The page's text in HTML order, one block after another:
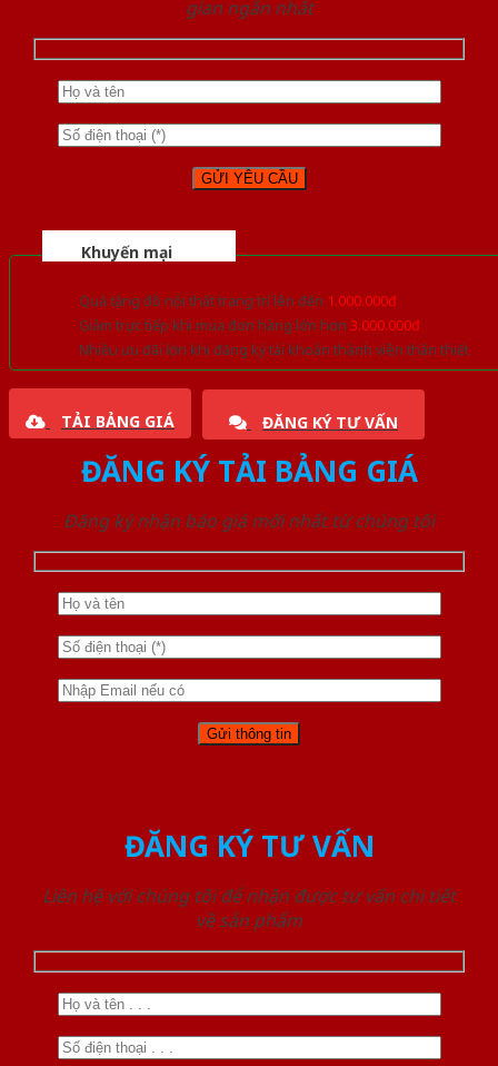
gian ngắn nhất
Khuyến mại
Quà tặng đồ nội thất trang trí lên đến 1.000.000đ
Giảm trực tiếp khi mua đơn hàng lớn hơn 3.000.000đ
Nhiều ưu đãi lớn khi đăng ký tài khoản thành viên thân thiết
TẢI BẢNG GIÁ ĐĂNG KÝ TƯ VẤN
ĐĂNG KÝ TẢI BẢNG GIÁ
Đăng ký nhận báo giá mới nhất từ chúng tôi
ĐĂNG KÝ TƯ VẤN
Liên hệ với chúng tôi để nhận được tư vấn chi tiết
về sản phẩm